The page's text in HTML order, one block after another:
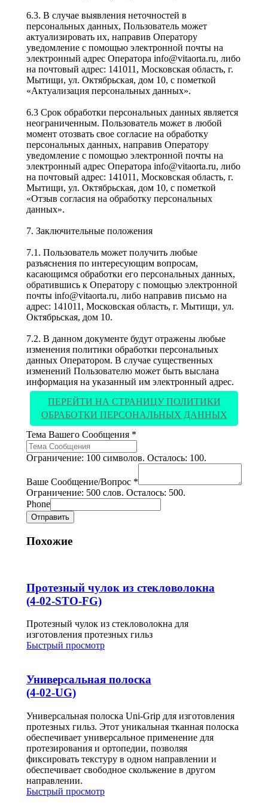
6.3. В случае выявления неточностей в
персональных данных, Пользователь может
актуализировать их, направив Оператору
уведомление с помощью электронной почты на
электронный адрес Оператора info@vitaorta.ru, либо
на почтовый адрес: 141011, Московская область, г.
Мытищи, ул. Октябрьская, дом 10, с пометкой
«Актуализация персональных данных».
6.3 Срок обработки персональных данных является
неограниченным. Пользователь может в любой
момент отозвать свое согласие на обработку
персональных данных, направив Оператору
уведомление с помощью электронной почты на
электронный адрес Оператора info@vitaorta.ru, либо
на почтовый адрес: 141011, Московская область, г.
Мытищи, ул. Октябрьская, дом 10, с пометкой
«Отзыв согласия на обработку персональных
данных».
7. Заключительные положения
7.1. Пользователь может получить любые
разъяснения по интересующим вопросам,
касающимся обработки его персональных данных,
обратившись к Оператору с помощью электронной
почты info@vitaorta.ru, либо направив письмо на
адрес: 141011, Московская область, г. Мытищи, ул.
Октябрьская, дом 10.
7.2. В данном документе будут отражены любые
изменения политики обработки персональных
данных Оператором. В случае существенных
изменений Пользователю может быть выслана
информация на указанный им электронный адрес.
ПЕРЕЙТИ НА СТРАНИЦУ ПОЛИТИКИ
ОБРАБОТКИ ПЕРСОНАЛЬНЫХ ДАННЫХ
Тема Вашего Сообщения *
Ограничение: 100 символов. Осталось: 100.
Ваше Сообщение/Вопрос *
Ограничение: 500 слов. Осталось: 500.
Phone
Отправить
Похожие
Протезный чулок из стекловолокна
(4-02-STO-FG)
Протезный чулок из стекловолокна для
изготовления протезных гильз
Быстрый просмотр
Универсальная полоска
(4-02-UG)
Универсальная полоска Uni-Grip для изготовления
протезных гильз. Этот уникальная тканная полоска
обеспечивает универсальное применение для
протезирования и ортопедии, позволяя
фиксировать текстуру в одном направлении и
обеспечивает свободное скольжение в другом
направлении.
Быстрый просмотр